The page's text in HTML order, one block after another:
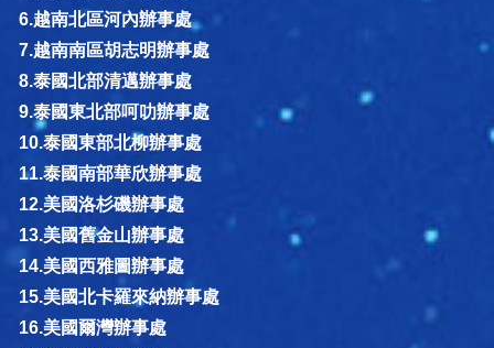
6.越南北區河內辦事處
7.越南南區胡志明辦事處
8.泰國北部清邁辦事處
9.泰國東北部呵叻辦事處
10.泰國東部北柳辦事處
11.泰國南部華欣辦事處
12.美國洛杉磯辦事處
13.美國舊金山辦事處
14.美國西雅圖辦事處
15.美國北卡羅來納辦事處
16.美國爾灣辦事處